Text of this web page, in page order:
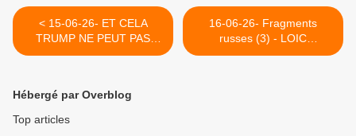
< 15-06-26- ET CELA
TRUMP NE PEUT PAS
L’EMPÊCHER ! (CAJPO-
16-06-26- Fragments
russes (3) - LOIC
RAMUREZ : LE GRAND
Hébergé par Overblog
Top articles